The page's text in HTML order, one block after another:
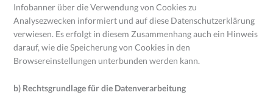
Infobanner über die Verwendung von Cookies zu
Analysezwecken informiert und auf diese Datenschutzerklärung
verwiesen. Es erfolgt in diesem Zusammenhang auch ein Hinweis
darauf, wie die Speicherung von Cookies in den
Browsereinstellungen unterbunden werden kann.
b) Rechtsgrundlage für die Datenverarbeitung